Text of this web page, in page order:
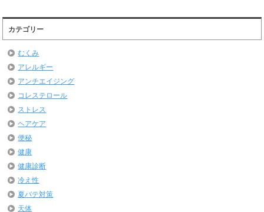
カテゴリー
むくみ
アレルギー
アンチエイジング
コレステロール
ストレス
ヘアケア
便秘
健康
健康診断
冷え性
夏バテ対策
天体